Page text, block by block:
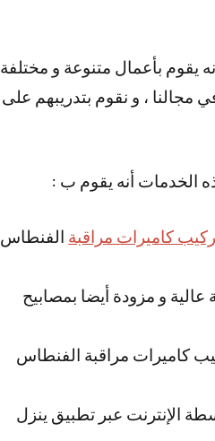
يقوم بأعمال متنوعة و مختلفة
مجالنا ، و نقوم بتدريبهم على
الخدمات أنه يقوم ب :
كاميرات مراقبة الفنطاس
و مزودة أيضا بمصابيح
كاميرات مراقبة الفنطاس
الإنترنت عبر تطبيق ينزل